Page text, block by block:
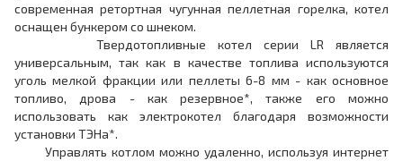
современная ретортная чугунная пеллетная горелка, котел
оснащен бункером со шнеком.
Твердотопливные котел серии LR является
универсальным, так как в качестве топлива используются
уголь мелкой фракции или пеллеты 6-8 мм - как основное
топливо, дрова - как резервное*, также его можно
использовать как электрокотел благодаря возможности
установки ТЭНа*.
Управлять котлом можно удаленно, используя интернет